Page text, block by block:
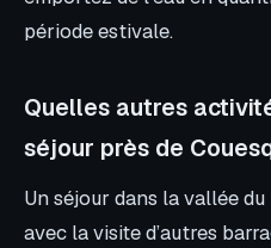
période estivale.
Quelles autres
séjour près de
Un séjour dans la vallée
avec la visite d’autres